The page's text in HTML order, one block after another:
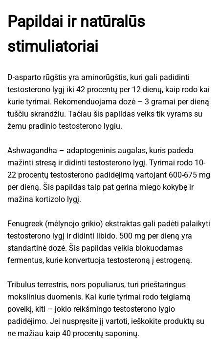
Papildai ir natūralūs
stimuliatoriai
D-asparto rūgštis yra aminorūgštis, kuri gali padidinti
testosterono lygį iki 42 procentų per 12 dienų, kaip rodo kai
kurie tyrimai. Rekomenduojama dozė – 3 gramai per dieną
tuščiu skrandžiu. Tačiau šis papildas veiks tik vyrams su
žemu pradinio testosterono lygiu.
Ashwagandha – adaptogeninis augalas, kuris padeda
mažinti stresą ir didinti testosterono lygį. Tyrimai rodo 10-
22 procentų testosterono padidėjimą vartojant 600-675 mg
per dieną. Šis papildas taip pat gerina miego kokybę ir
mažina kortizolo lygį.
Fenugreek (mėlynojo grikio) ekstraktas gali padėti palaikyti
testosterono lygį ir didinti libido. 500 mg per dieną yra
standartinė dozė. Šis papildas veikia blokuodamas
fermentus, kurie konvertuoja testosteroną į estrogeną.
Tribulus terrestris, nors populiarus, turi prieštaringus
mokslinius duomenis. Kai kurie tyrimai rodo teigiamą
poveikį, kiti – jokio reikšmingo testosterono lygio
padidėjimo. Jei nuspręsite jį vartoti, ieškokite produktų su
ne mažiau kaip 40 procentų saponinų.